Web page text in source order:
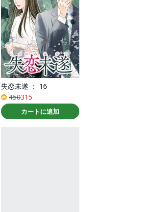
失恋未遂 ： 16
450315
カートに追加